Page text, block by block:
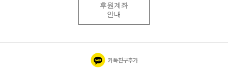
후원계좌
안내
카톡친구추가